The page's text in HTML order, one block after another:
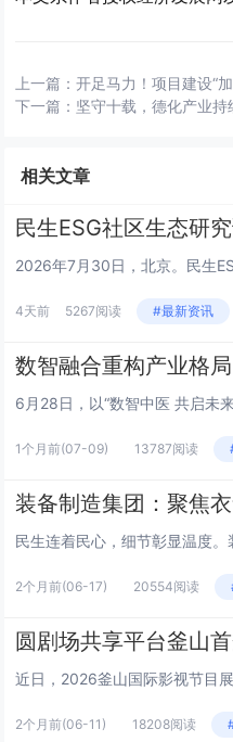
上一篇：开足马力！项目建设“
下一篇： 坚守十载，德化产业持
相关文章
4天前 5267阅读 #最新资讯
1个月前(07-09) 13787阅读
装备制造集团：聚焦
2个月前(06-17) 20554阅读
2个月前(06-11) 18208阅读